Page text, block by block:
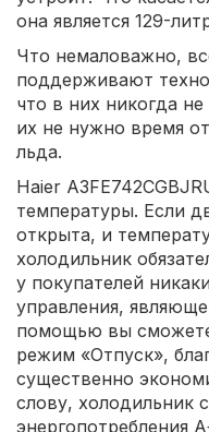
она является 129-
Что немаловажно,
поддерживают
что в них никогда
их не нужно время
льда.
Haier
температуры. Если
открыта, и
холодильник
у покупателей
управления,
помощью вы
режим «Отпуск»,
существенно
слову, холодильник
энергопотребления